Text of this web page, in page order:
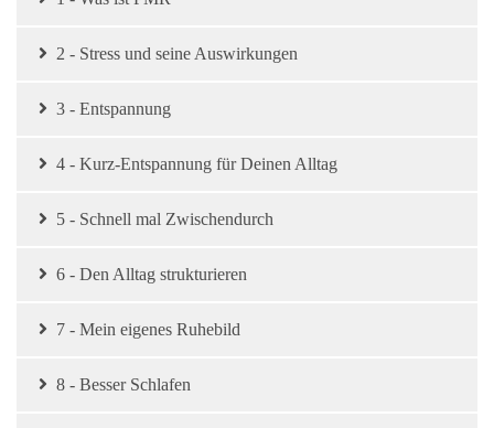
2 - Stress und seine Auswirkungen
3 - Entspannung
4 - Kurz-Entspannung für Deinen Alltag
5 - Schnell mal Zwischendurch
6 - Den Alltag strukturieren
7 - Mein eigenes Ruhebild
8 - Besser Schlafen